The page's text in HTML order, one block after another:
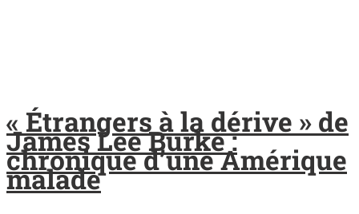
« Étrangers à la dérive » de
James Lee Burke :
chronique d’une Amérique
malade